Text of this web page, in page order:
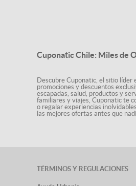
Cuponatic Chile: Miles de
Descubre Cuponatic, el sitio
promociones y descuentos
escapadas, salud, productos y
familiares y viajes, Cuponatic te
o regalar experiencias
las mejores ofertas antes que
TÉRMINOS Y REGULACIONES